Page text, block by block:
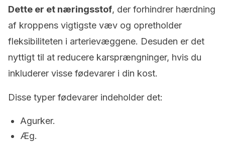
Dette er et næringsstof, der forhindrer hærdning
af kroppens vigtigste væv og opretholder
fleksibiliteten i arterievæggene. Desuden er det
nyttigt til at reducere karsprængninger, hvis du
inkluderer visse fødevarer i din kost.
Disse typer fødevarer indeholder det:
Agurker.
Æg.